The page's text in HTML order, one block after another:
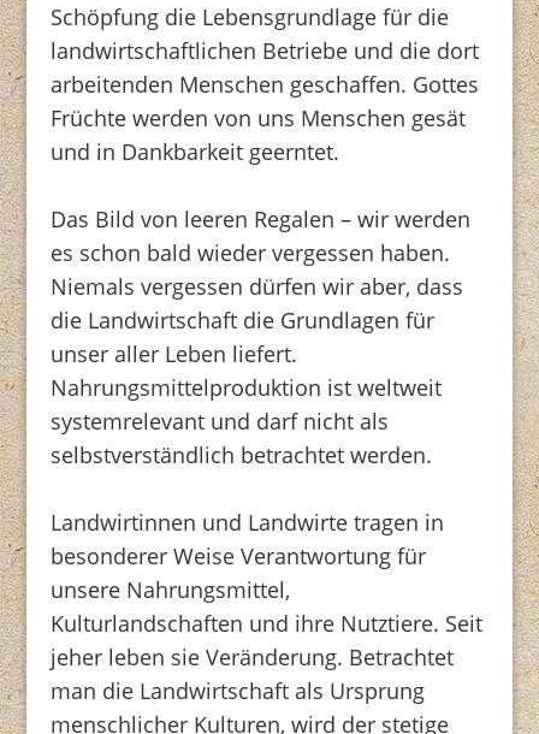
Schöpfung die Lebensgrundlage für die
landwirtschaftlichen Betriebe und die dort
arbeitenden Menschen geschaffen. Gottes
Früchte werden von uns Menschen gesät
und in Dankbarkeit geerntet.
Das Bild von leeren Regalen – wir werden
es schon bald wieder vergessen haben.
Niemals vergessen dürfen wir aber, dass
die Landwirtschaft die Grundlagen für
unser aller Leben liefert.
Nahrungsmittelproduktion ist weltweit
systemrelevant und darf nicht als
selbstverständlich betrachtet werden.
Landwirtinnen und Landwirte tragen in
besonderer Weise Verantwortung für
unsere Nahrungsmittel,
Kulturlandschaften und ihre Nutztiere. Seit
jeher leben sie Veränderung. Betrachtet
man die Landwirtschaft als Ursprung
menschlicher Kulturen, wird der stetige